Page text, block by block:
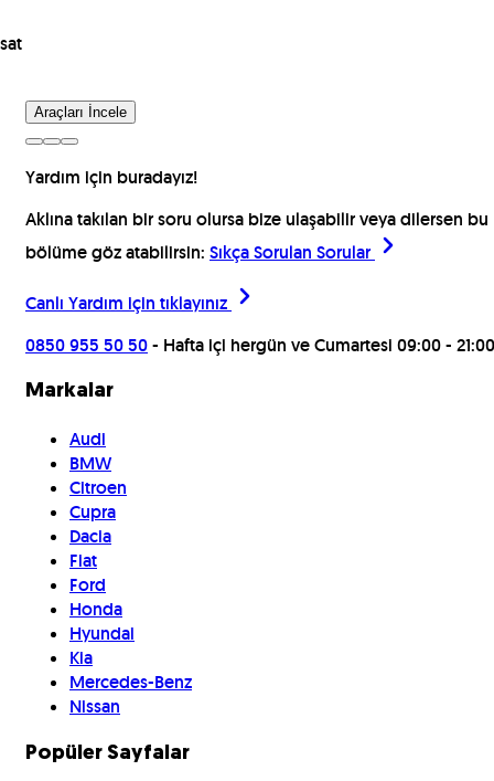
Araçları İncele
Yardım için buradayız!
Aklına takılan bir soru olursa bize ulaşabilir veya dilersen bu
bölüme göz atabilirsin: Sıkça Sorulan Sorular
Canlı Yardım için tıklayınız
0850 955 50 50- Hafta içi hergün ve Cumartesi 09:00 - 21:00
Markalar
Audi
BMW
Citroen
Cupra
Dacia
Fiat
Ford
Honda
Hyundai
Kia
Mercedes-Benz
Nissan
Popüler Sayfalar